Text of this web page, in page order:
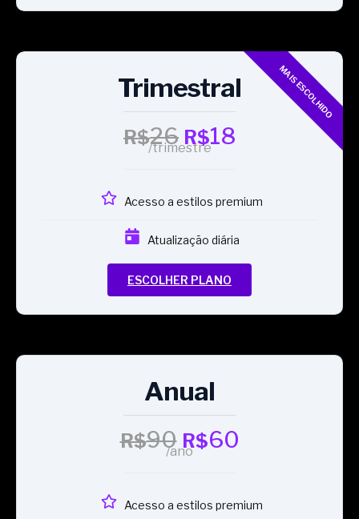
Trimestral
R$26 R$18
/trimestre
Acesso a estilos premium
Atualização diária
ESCOLHER PLANO
Anual
R$90 R$60
/ano
Acesso a estilos premium